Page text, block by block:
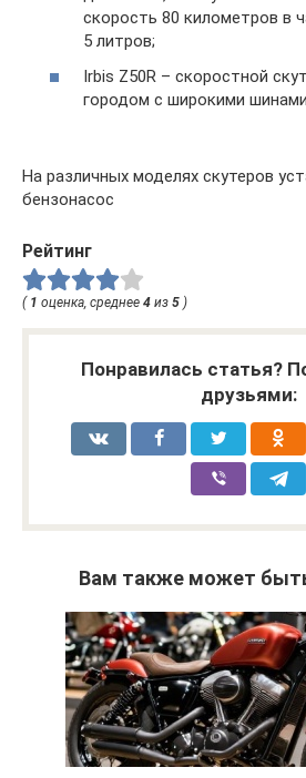
скорость 80 километров в
5 литров;
Irbis Z50R – скоростной
городом с широкими шинами.
На различных моделях скутеров
бензонасос
Рейтинг
( 1 оценка, среднее 4 из 5 )
Понравилась статья?
друзьями:
Вам также может